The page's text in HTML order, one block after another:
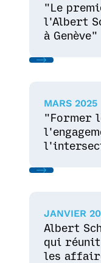
"Le
l'Albert
à Genève"
MARS 2025
"Former
JANVIER
Albert
qui
les